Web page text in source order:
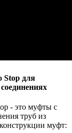
Stop для
- это муфты с
труб из
муфт: